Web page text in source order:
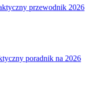
przewodnik 2026
poradnik na 2026